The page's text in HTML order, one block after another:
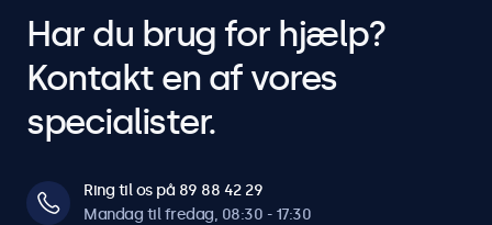
Har du brug for hjælp?
Kontakt en af vores
specialister.
Ring til os på 89 88 42 29
Mandag til fredag, 08:30 - 17:30